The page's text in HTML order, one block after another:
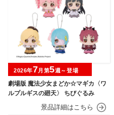
劇場版 魔法少女まどか☆マギカ〈ワ
ルプルギスの廻天〉 ちびぐるみ
2026年7月第5週～登場